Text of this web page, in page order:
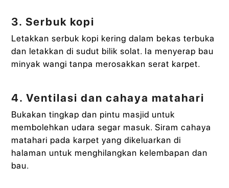
3. Serbuk kopi
Letakkan serbuk kopi kering dalam bekas terbuka
dan letakkan di sudut bilik solat. Ia menyerap bau
minyak wangi tanpa merosakkan serat karpet.
4. Ventilasi dan cahaya matahari
Bukakan tingkap dan pintu masjid untuk
membolehkan udara segar masuk. Siram cahaya
matahari pada karpet yang dikeluarkan di
halaman untuk menghilangkan kelembapan dan
bau.